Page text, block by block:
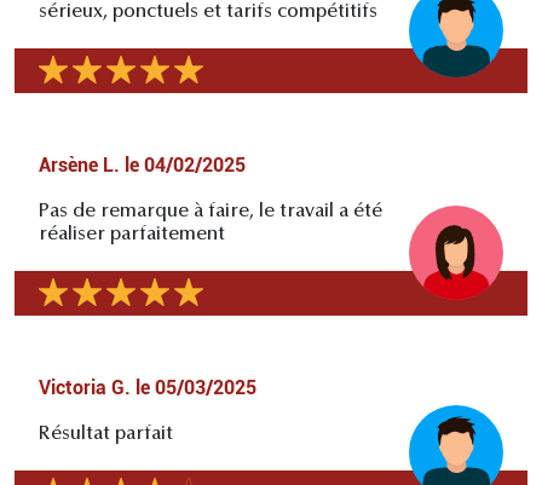
sérieux, ponctuels et tarifs compétitifs
Arsène L. le 04/02/2025
Pas de remarque à faire, le travail a été
réaliser parfaitement
Victoria G. le 05/03/2025
Résultat parfait